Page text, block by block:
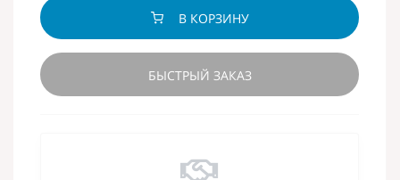
В КОРЗИНУ
БЫСТРЫЙ ЗАКАЗ